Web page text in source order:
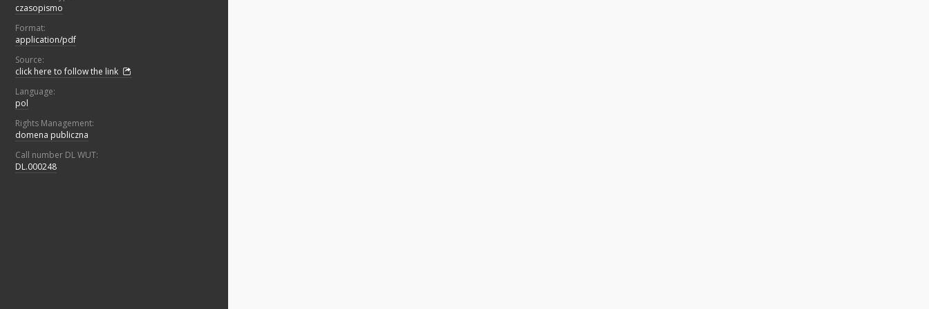
czasopismo
Format:
application/pdf
Source:
click here to follow the link
Language:
pol
Rights Management:
domena publiczna
Call number DL WUT:
DL.000248